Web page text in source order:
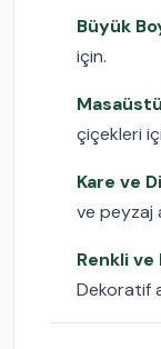
Büyük
için.
çiçekleri
Kare ve
ve peyzaj
Renkli ve
Dekoratif